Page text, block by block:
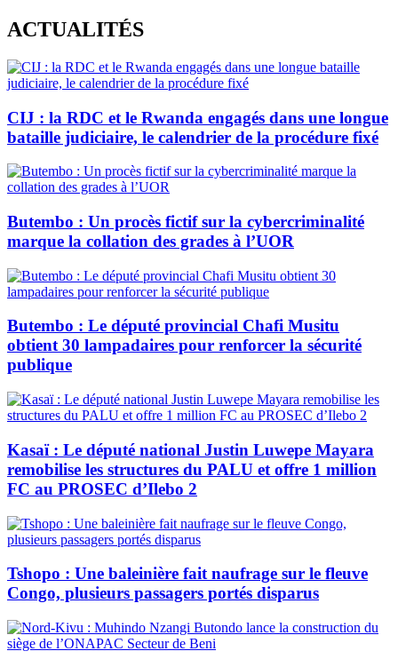
Skip
to
content
ACTUALITÉS
CIJ : la RDC et le Rwanda engagés dans une longue
bataille judiciaire, le calendrier de la procédure fixé
Butembo : Un procès fictif sur la cybercriminalité
marque la collation des grades à l’UOR
Butembo : Le député provincial Chafi Musitu
obtient 30 lampadaires pour renforcer la sécurité
publique
Kasaï : Le député national Justin Luwepe Mayara
remobilise les structures du PALU et offre 1 million
FC au PROSEC d’Ilebo 2
Tshopo : Une baleinière fait naufrage sur le fleuve
Congo, plusieurs passagers portés disparus